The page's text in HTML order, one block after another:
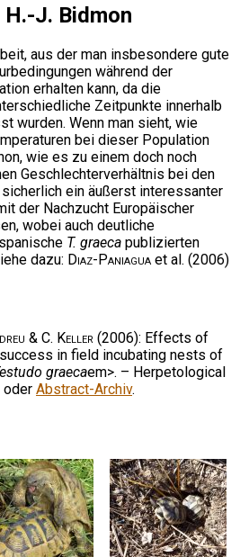
J. Bidmon
aus der man insbesondere gute
während der
erhalten kann, da die
Zeitpunkte innerhalb
wurden. Wenn man sieht, wie
bei dieser Population
wie es zu einem doch noch
Geschlechterverhältnis bei den
ein äußerst interessanter
der Nachzucht Europäischer
wobei auch deutliche
T. graeca publizierten
dazu: Diaz-Paniagua et al. (2006)
& C. Keller (2006): Effects of
in field incubating nests of
graecaem>. – Herpetological
oder Abstract-Archiv.